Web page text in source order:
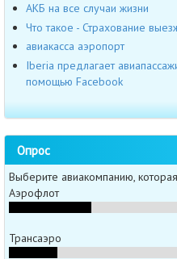
АКБ на все случаи жизни
Что такое - Страхование
авиакасса аэропорт
Iberia предлагает
помощью Facebook
Опрос
Выберите авиакомпанию,
Аэрофлот
Трансаэро